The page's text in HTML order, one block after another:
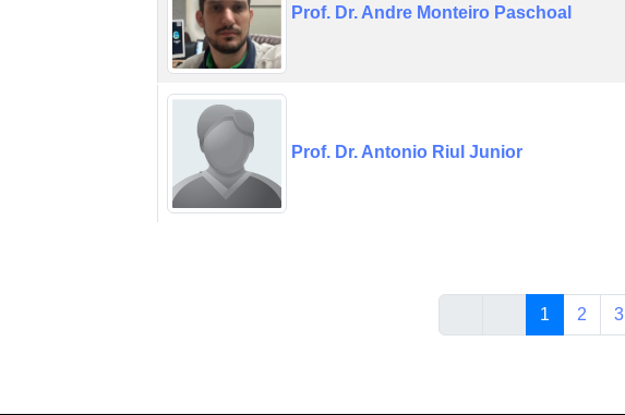
Prof. Dr. Andre Monteiro Paschoal
Prof. Dr. Antonio Riul Junior
1 2 3